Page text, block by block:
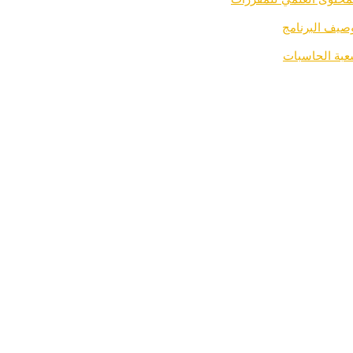
البرنامج
الحاسبات